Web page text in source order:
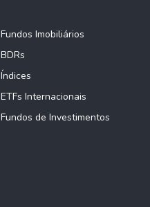
Fundos Imobiliários
BDRs
Índices
ETFs Internacionais
Fundos de Investimentos